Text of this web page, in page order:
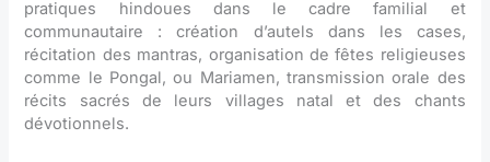
pratiques hindoues dans le cadre familial et
communautaire : création d’autels dans les cases,
récitation des mantras, organisation de fêtes religieuses
comme le Pongal, ou Mariamen, transmission orale des
récits sacrés de leurs villages natal et des chants
dévotionnels.